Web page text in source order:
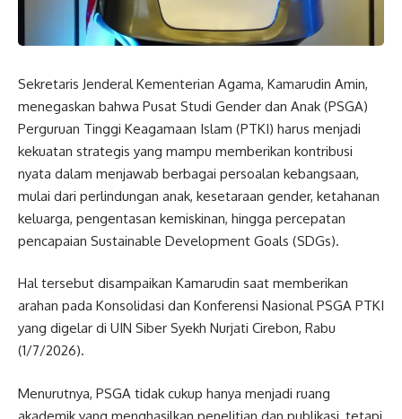
Sekretaris Jenderal Kementerian Agama, Kamarudin Amin,
menegaskan bahwa Pusat Studi Gender dan Anak (PSGA)
Perguruan Tinggi Keagamaan Islam (PTKI) harus menjadi
kekuatan strategis yang mampu memberikan kontribusi
nyata dalam menjawab berbagai persoalan kebangsaan,
mulai dari perlindungan anak, kesetaraan gender, ketahanan
keluarga, pengentasan kemiskinan, hingga percepatan
pencapaian Sustainable Development Goals (SDGs).
Hal tersebut disampaikan Kamarudin saat memberikan
arahan pada Konsolidasi dan Konferensi Nasional PSGA PTKI
yang digelar di UIN Siber Syekh Nurjati Cirebon, Rabu
(1/7/2026).
Menurutnya, PSGA tidak cukup hanya menjadi ruang